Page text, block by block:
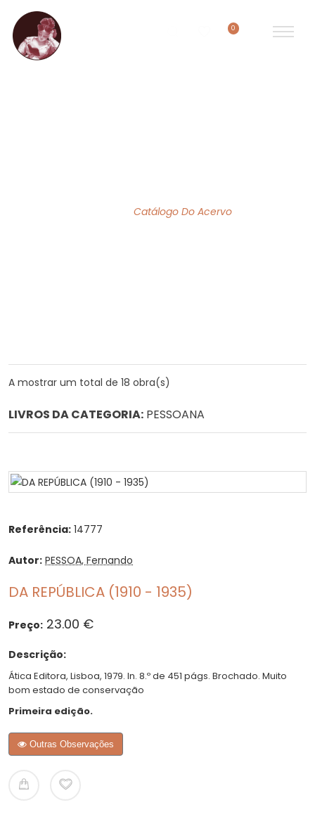
0
Catálogo Do Acervo
A mostrar um total de 18 obra(s)
LIVROS DA CATEGORIA: PESSOANA
Referência: 14777
Autor: PESSOA, Fernando
DA REPÚBLICA (1910 - 1935)
Preço: 23.00 €
Descrição:
Ática Editora, Lisboa, 1979. In. 8.º de 451 págs. Brochado. Muito
bom estado de conservação
Primeira edição.
Outras Observações